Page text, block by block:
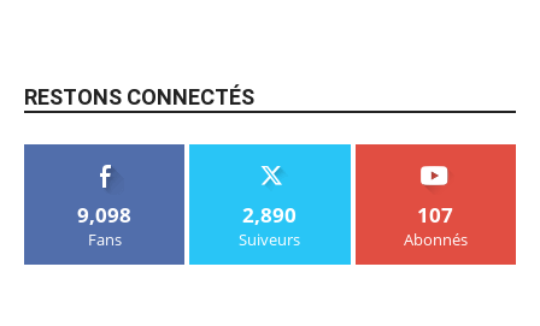
RESTONS CONNECTÉS
9,098
Fans
2,890
Suiveurs
107
Abonnés